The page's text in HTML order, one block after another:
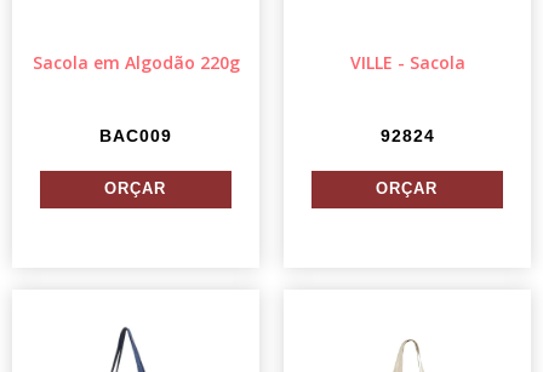
Sacola em Algodão 220g
BAC009
VILLE - Sacola
92824